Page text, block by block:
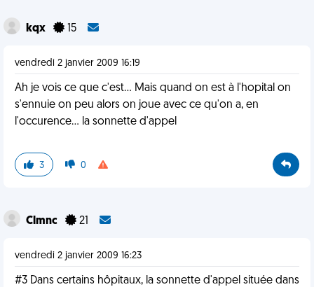
kqx 15
vendredi 2 janvier 2009 16:19
Ah je vois ce que c'est... Mais quand on est à l'hopital on
s'ennuie on peu alors on joue avec ce qu'on a, en
l'occurence... la sonnette d'appel
3 0
Clmnc 21
vendredi 2 janvier 2009 16:23
#3 Dans certains hôpitaux, la sonnette d'appel située dans